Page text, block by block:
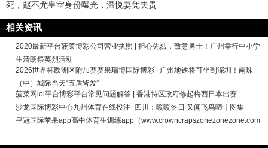
死，赵不尤皇室身份曝光，温悦妻凭夫贵
相关资讯
2020最新平台菠菜博彩公司营业执照 | 担心先烈，致意勇士！广州举行中小学
生清朗祭英烈活动
2026世界杯欧洲区附加赛赛果瑞博国际博彩 | 广州地铁将可坐到深圳！南珠
（中）城际当天“五盾皆发”
菠菜网lol平台博彩平台常见问题解答 | 香港特区政府修起梅西日本出赛
沙龙国际博彩中心九州体育在线投注_四川：暖暖冬日 又闻飞鸟啼｜图集
皇冠国际苹果app高中体育生训练app（www.crowncrapszonezonezone.com